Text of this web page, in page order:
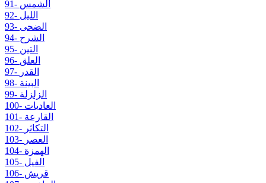
91- الشمس
92- الليل
93- الضحى
94- الشرح
95- التين
96- العلق
97- القدر
98- البينة
99- الزلزلة
100- العاديات
101- القارعة
102- التكاثر
103- العصر
104- الهمزة
105- الفيل
106- قريش